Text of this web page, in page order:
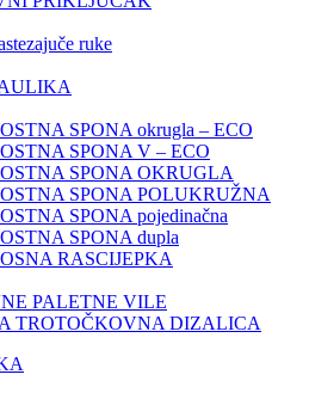
ruke
SPONA okrugla – ECO
SPONA V – ECO
SPONA OKRUGLA
SPONA POLUKRUŽNA
SPONA pojedinačna
SPONA dupla
RASCIJEPKA
PALETNE VILE
TROTOČKOVNA DIZALICA